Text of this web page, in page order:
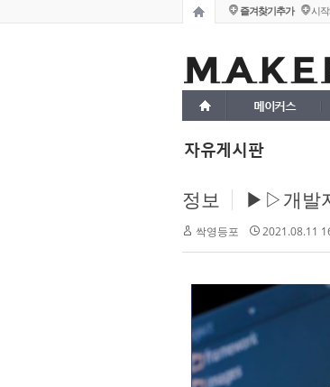
즐겨찾기추가 시
메이커스
자유게시판
정보 ▶▷개발자
싹영등포 2021.08.11